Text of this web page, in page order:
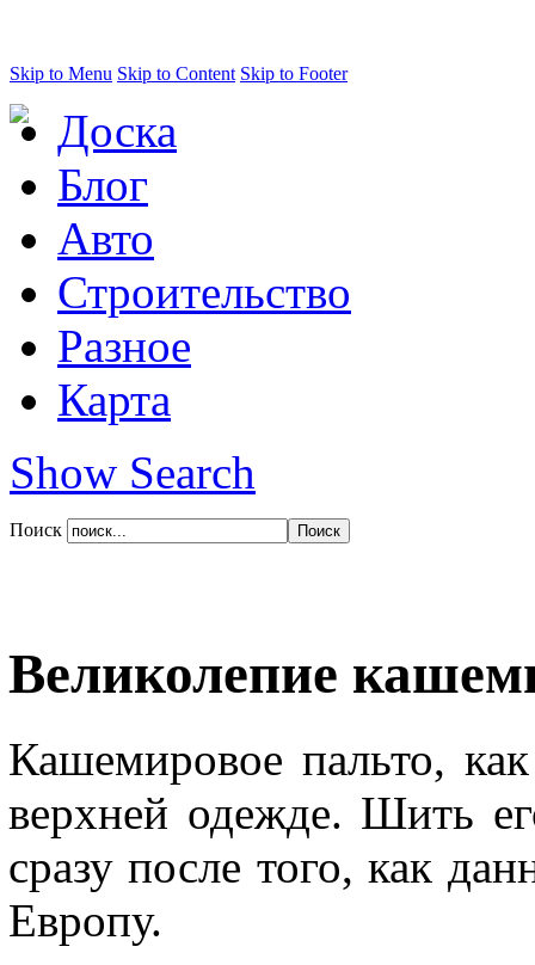
Skip to Menu Skip to Content Skip to Footer
Доска
Блог
Авто
Строительство
Разное
Карта
Show Search
Поиск
Великолепие
Кашемировое пальто,
верхней одежде. Шить
сразу после того, как
Европу.